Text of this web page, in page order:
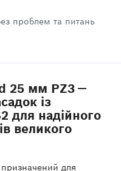
проблем та питань
25 мм PZ3 —
із
для надійного
великого
призначений для